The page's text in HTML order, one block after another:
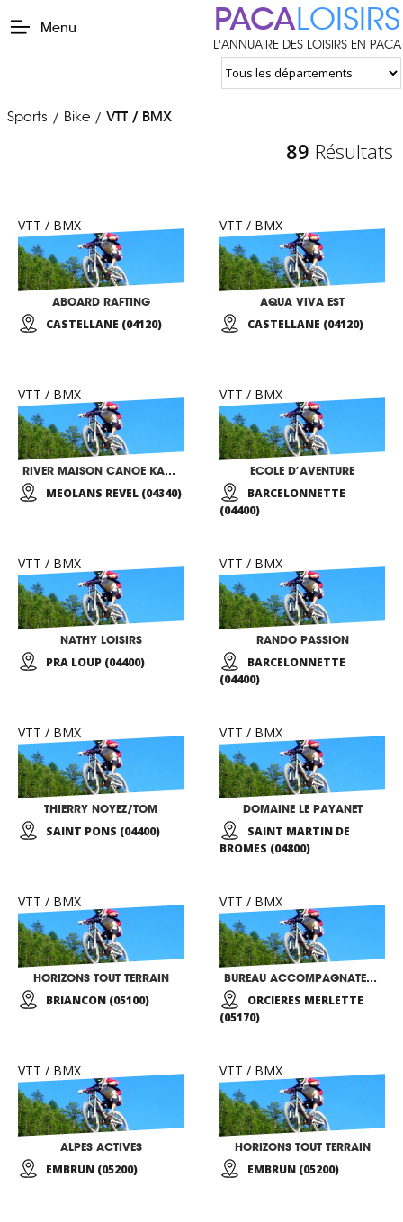
Menu PACALOISIRS
L'ANNUAIRE DES LOISIRS EN PACA
Sports / Bike / VTT / BMX
89 Résultats
VTT / BMX
ABOARD RAFTING
CASTELLANE (04120)
VTT / BMX
AQUA VIVA EST
CASTELLANE (04120)
VTT / BMX
RIVER MAISON CANOE KAYAK RAFTING
MEOLANS REVEL (04340)
VTT / BMX
ECOLE D’AVENTURE
BARCELONNETTE
(04400)
VTT / BMX
NATHY LOISIRS
PRA LOUP (04400)
VTT / BMX
RANDO PASSION
BARCELONNETTE
(04400)
VTT / BMX
THIERRY NOYEZ/TOM
SAINT PONS (04400)
VTT / BMX
DOMAINE LE PAYANET
SAINT MARTIN DE
BROMES (04800)
VTT / BMX
HORIZONS TOUT TERRAIN
BRIANCON (05100)
VTT / BMX
BUREAU ACCOMPAGNATEURS MONTAGNE GAP-CHAMPSAUR
ORCIERES MERLETTE
(05170)
VTT / BMX
ALPES ACTIVES
EMBRUN (05200)
VTT / BMX
HORIZONS TOUT TERRAIN
EMBRUN (05200)